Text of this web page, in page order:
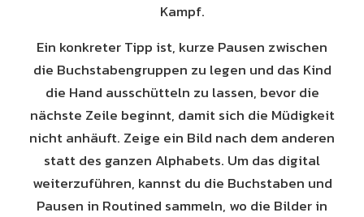
Kampf.
Ein konkreter Tipp ist, kurze Pausen zwischen
die Buchstabengruppen zu legen und das Kind
die Hand ausschütteln zu lassen, bevor die
nächste Zeile beginnt, damit sich die Müdigkeit
nicht anhäuft. Zeige ein Bild nach dem anderen
statt des ganzen Alphabets. Um das digital
weiterzuführen, kannst du die Buchstaben und
Pausen in Routined sammeln, wo die Bilder in